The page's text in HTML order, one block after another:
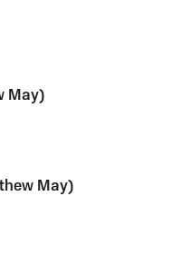
May)
May)